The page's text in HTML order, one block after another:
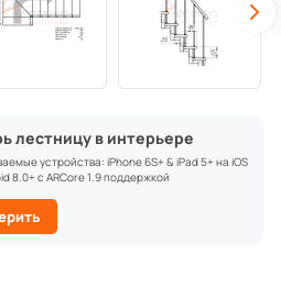
лестницу в интерьере
устройства: iPhone 6S+ & iPad 5+ на iOS
8.0+ с ARCore 1.9 поддержкой